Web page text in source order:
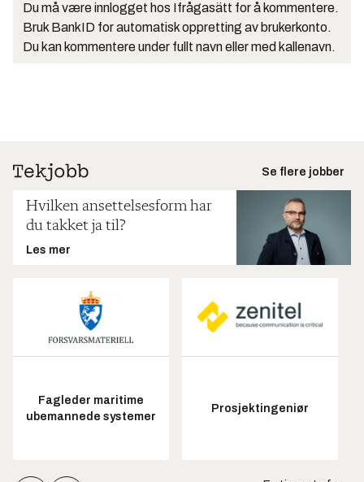
Du må være innlogget hos Ifrågasätt for å kommentere.
Bruk BankID for automatisk oppretting av brukerkonto.
Du kan kommentere under fullt navn eller med kallenavn.
Se flere jobber
Hvilken ansettelsesform har
du takket ja til?
Les mer
Fagleder maritime
ubemannede systemer
Prosjektingeniør